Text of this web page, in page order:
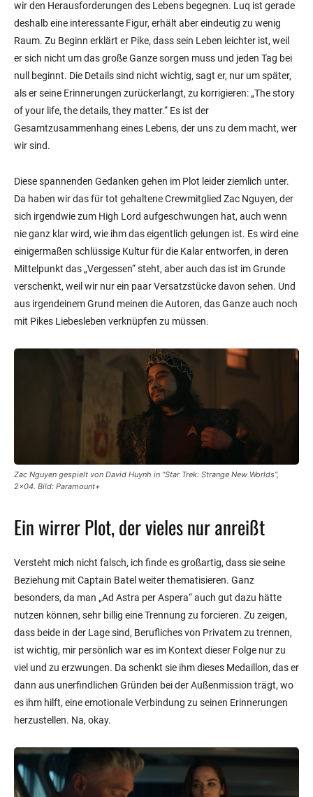
wir den Herausforderungen des Lebens begegnen. Luq ist gerade
deshalb eine interessante Figur, erhält aber eindeutig zu wenig
Raum. Zu Beginn erklärt er Pike, dass sein Leben leichter ist, weil
er sich nicht um das große Ganze sorgen muss und jeden Tag bei
null beginnt. Die Details sind nicht wichtig, sagt er, nur um später,
als er seine Erinnerungen zurückerlangt, zu korrigieren: „The story
of your life, the details, they matter.“ Es ist der
Gesamtzusammenhang eines Lebens, der uns zu dem macht, wer
wir sind.
Diese spannenden Gedanken gehen im Plot leider ziemlich unter.
Da haben wir das für tot gehaltene Crewmitglied Zac Nguyen, der
sich irgendwie zum High Lord aufgeschwungen hat, auch wenn
nie ganz klar wird, wie ihm das eigentlich gelungen ist. Es wird eine
einigermaßen schlüssige Kultur für die Kalar entworfen, in deren
Mittelpunkt das „Vergessen“ steht, aber auch das ist im Grunde
verschenkt, weil wir nur ein paar Versatzstücke davon sehen. Und
aus irgendeinem Grund meinen die Autoren, das Ganze auch noch
mit Pikes Liebesleben verknüpfen zu müssen.
Zac Nguyen gespielt von David Huynh in “Star Trek: Strange New Worlds”,
2×04. Bild: Paramount+
Ein wirrer Plot, der vieles nur anreißt
Versteht mich nicht falsch, ich finde es großartig, dass sie seine
Beziehung mit Captain Batel weiter thematisieren. Ganz
besonders, da man „Ad Astra per Aspera“ auch gut dazu hätte
nutzen können, sehr billig eine Trennung zu forcieren. Zu zeigen,
dass beide in der Lage sind, Berufliches von Privatem zu trennen,
ist wichtig, mir persönlich war es im Kontext dieser Folge nur zu
viel und zu erzwungen. Da schenkt sie ihm dieses Medaillon, das er
dann aus unerfindlichen Gründen bei der Außenmission trägt, wo
es ihm hilft, eine emotionale Verbindung zu seinen Erinnerungen
herzustellen. Na, okay.